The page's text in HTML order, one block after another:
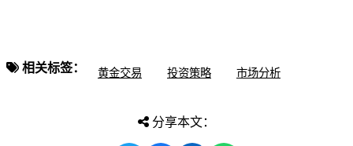
相关标签： 黄金交易 投资策略 市场分析
分享本文：